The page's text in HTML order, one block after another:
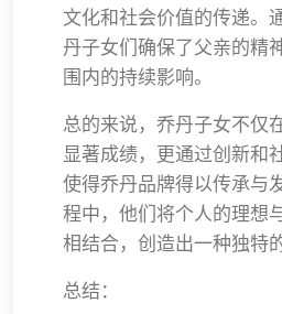
文化和社会价值的传递。
丹子女们确保了父亲的精
围内的持续影响。
总的来说，乔丹子女不仅
显著成绩，更通过创新和
使得乔丹品牌得以传承与
程中，他们将个人的理想
相结合，创造出一种独特
总结：